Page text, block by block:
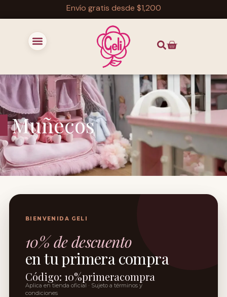
Envío gratis desde $1,200
Muñecos
BIENVENIDA GELI
10% de descuento
en tu primera compra
Código: 10%primeracompra
Aplica en tienda oficial · Sujeto a términos y
condiciones